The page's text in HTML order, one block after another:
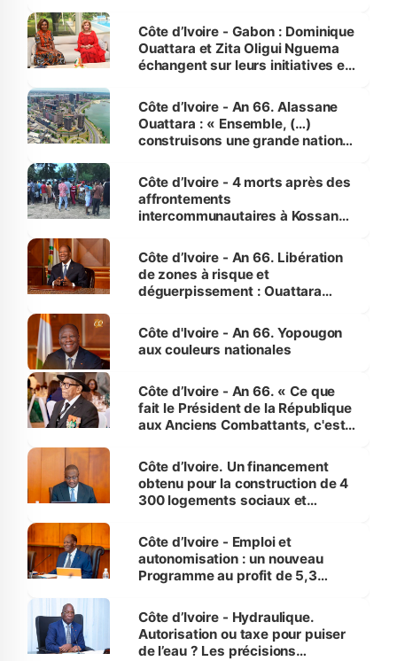
Côte d’Ivoire - Gabon : Dominique
Ouattara et Zita Oligui Nguema
échangent sur leurs initiatives en
enfants
Côte d’Ivoire - An 66. Alassane
Ouattara : « Ensemble, (…)
construisons une grande nation
générations futures »
Côte d’Ivoire - 4 morts après des
affrontements
intercommunautaires à Kossandji
milieu des sinistrés
Côte d’Ivoire - An 66. Libération
de zones à risque et
déguerpissement : Ouattara
l'Etat de droit pour préserver les
vies humaines »
Côte d'Ivoire - An 66. Yopougon
aux couleurs nationales
Côte d’Ivoire - An 66. « Ce que
fait le Président de la République
aux Anciens Combattants, c'est
Côte d’Ivoire. Un financement
obtenu pour la construction de 4
300 logements sociaux et
et Yamoussoukro
Côte d’Ivoire - Emploi et
autonomisation : un nouveau
Programme au profit de 5,3
Côte d’Ivoire - Hydraulique.
Autorisation ou taxe pour puiser
de l’eau ? Les précisions